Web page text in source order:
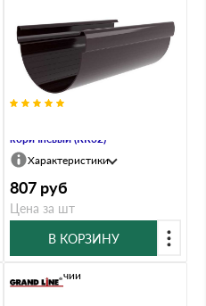
коричневый (RR32)
Характеристики
807 руб
Цена за шт
В КОРЗИНУ
В наличии